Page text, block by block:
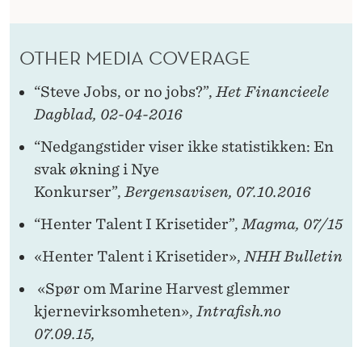
OTHER MEDIA COVERAGE
“Steve Jobs, or no jobs?”, Het Financieele
Dagblad, 02-04-2016
“Nedgangstider viser ikke statistikken: En
svak økning i Nye
Konkurser”, Bergensavisen, 07.10.2016
“Henter Talent I Krisetider”, Magma, 07/15
«Henter Talent i Krisetider», NHH Bulletin
«Spør om Marine Harvest glemmer
kjernevirksomheten», Intrafish.no
07.09.15,